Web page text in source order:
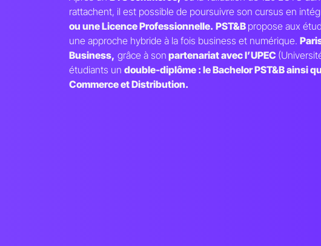
rattachent, il est possible de poursuivre son cursus en
ou une Licence Professionnelle. PST&B propose aux
une approche hybride à la fois business et numérique.
Business, grâce à son partenariat avec l’UPEC
étudiants un double-diplôme : le Bachelor PST&B ainsi
Commerce et Distribution.